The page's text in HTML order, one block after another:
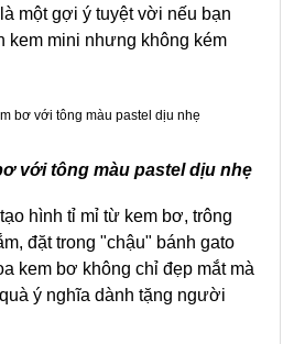
một gợi ý tuyệt vời nếu bạn
kem mini nhưng không kém
với tông màu pastel dịu nhẹ
hình tỉ mỉ từ kem bơ, trông
đặt trong "chậu" bánh gato
kem bơ không chỉ đẹp mắt mà
ý nghĩa dành tặng người